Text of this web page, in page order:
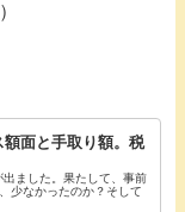
額面と手取り額。税
ました。果たして、事前
少なかったのか？そして